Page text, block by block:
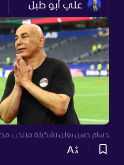
علي أبو طبل
حسام حسن يعلن تشكيلة منتخب مصر